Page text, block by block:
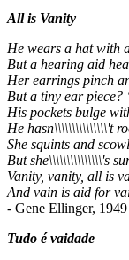
All is Vanity
He wears a hat with
But a hearing aid
Her earrings pinch
But a tiny ear piece?
His pockets bulge
He hasn\\\\\\\\\\\\\\\'t
She squints and
But she\\\\\\\\\\\\\\\'s
Vanity, vanity, all is
And vain is aid for
- Gene Ellinger, 1949
Tudo é vaidade